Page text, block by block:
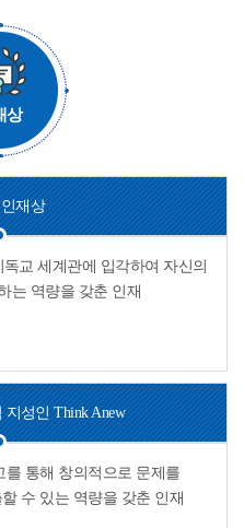
상
재상
교 세계관에 입각하여 자신의
는 역량을 갖춘 인재
지성인Think Anew
통해 창의적으로 문제를
수 있는 역량을 갖춘 인재